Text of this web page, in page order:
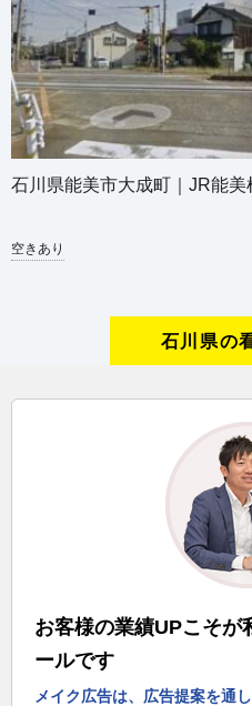
石川県能美市大成町｜JR能
空きあり
石川県の
お客様の業績UPこそが
ールです
メイク広告は、広告提案を通